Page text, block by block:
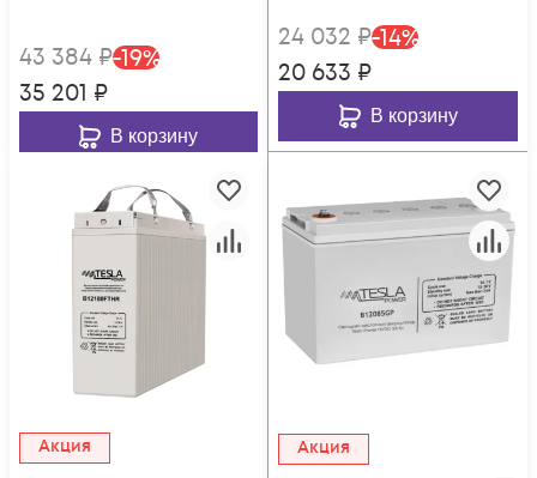
43 384 ₽-19%
35 201 ₽
В корзину
24 032 ₽-14%
20 633 ₽
В корзину
Акция Акция